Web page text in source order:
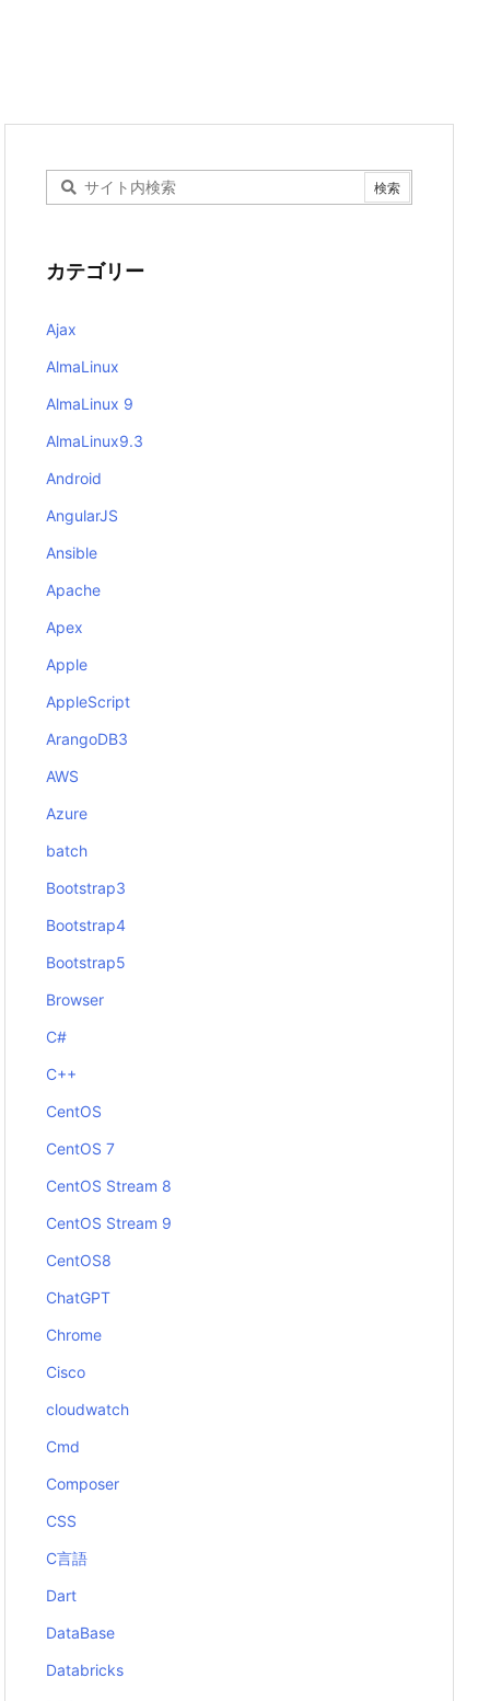
カテゴリー
Ajax
AlmaLinux
AlmaLinux 9
AlmaLinux9.3
Android
AngularJS
Ansible
Apache
Apex
Apple
AppleScript
ArangoDB3
AWS
Azure
batch
Bootstrap3
Bootstrap4
Bootstrap5
Browser
C#
C++
CentOS
CentOS 7
CentOS Stream 8
CentOS Stream 9
CentOS8
ChatGPT
Chrome
Cisco
cloudwatch
Cmd
Composer
CSS
C言語
Dart
DataBase
Databricks